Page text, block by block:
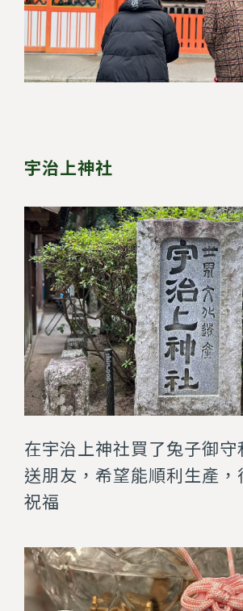
宇治上神社
在宇治上神社買了兔子御守
送朋友，希望能順利生產，
祝福